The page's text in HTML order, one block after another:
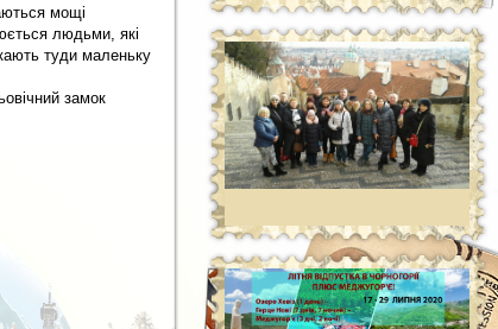
мощі
людьми, які
туди маленьку
замок